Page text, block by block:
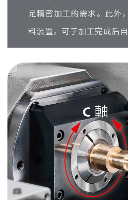
足精密加工的需求。此外
料装置，可于加工完成后